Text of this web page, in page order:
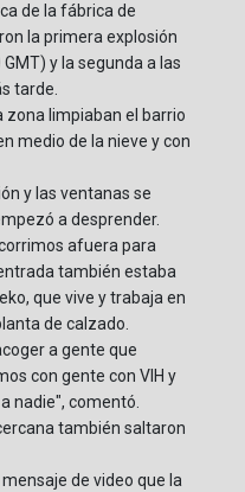
de la fábrica de
la primera explosión
y la segunda a las
tarde.
zona limpiaban el barrio
medio de la nieve y con
y las ventanas se
a desprender.
afuera para
también estaba
que vive y trabaja en
de calzado.
a gente que
con gente con VIH y
nadie", comentó.
también saltaron
mensaje de video que la